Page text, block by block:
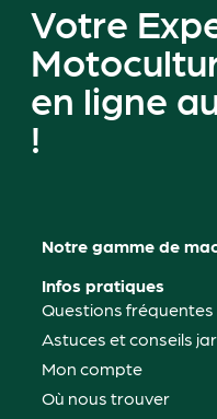
Votre
en ligne
!
Notre gamme de
Infos pratiques
Questions fréquentes
Astuces et conseils
Mon compte
Où nous trouver